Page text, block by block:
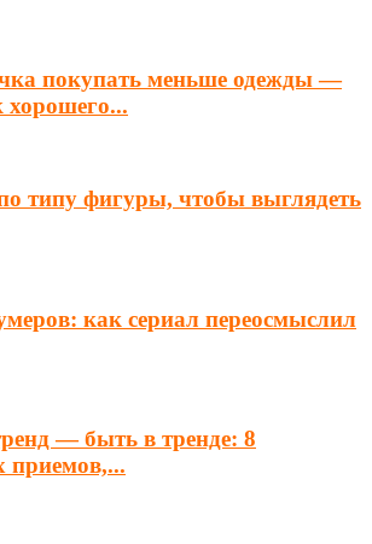
покупать меньше одежды —
типу фигуры, чтобы выглядеть
как сериал переосмыслил
— быть в тренде: 8
приемов,...